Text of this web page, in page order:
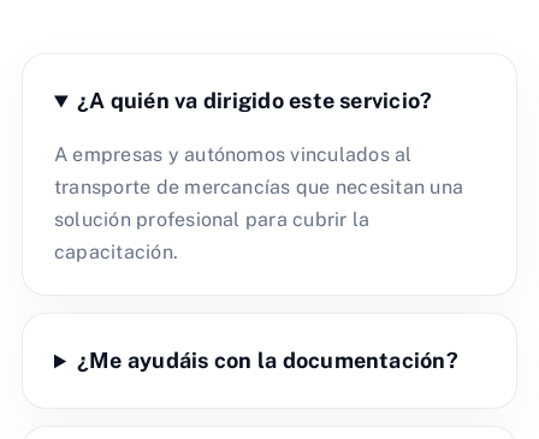
¿A quién va dirigido este servicio?
A empresas y autónomos vinculados al
transporte de mercancías que necesitan una
solución profesional para cubrir la
capacitación.
¿Me ayudáis con la documentación?